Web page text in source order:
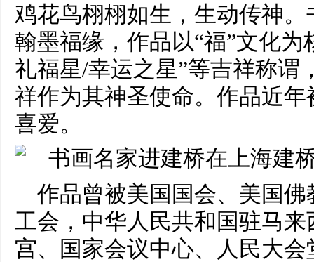
鸡花鸟栩栩如生，生动传神
翰墨福缘，作品以“福”文化
礼福星/幸运之星”等吉祥称谓
祥作为其神圣使命。作品近
喜爱。
作品曾被美国国会、美国
工会，中华人民共和国驻马
宫、国家会议中心、人民大